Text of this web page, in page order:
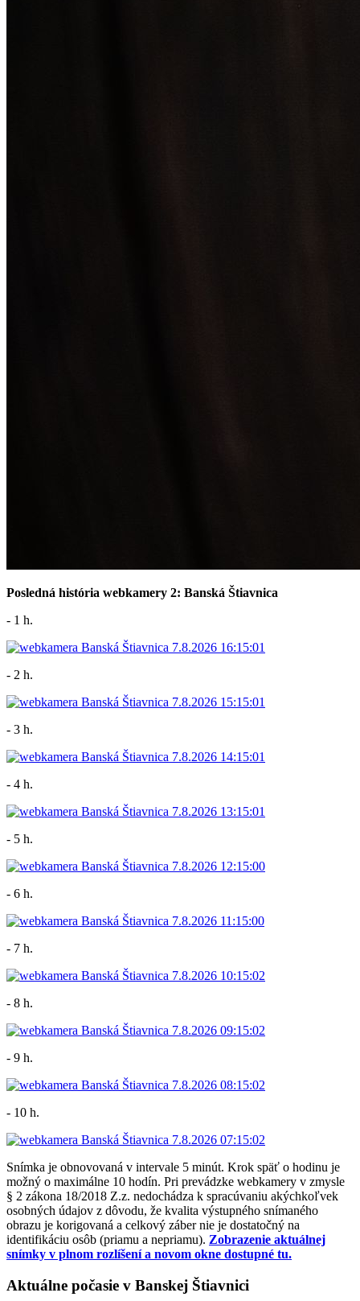
Posledná história webkamery 2: Banská Štiavnica
- 1 h.
- 2 h.
- 3 h.
- 4 h.
- 5 h.
- 6 h.
- 7 h.
- 8 h.
- 9 h.
- 10 h.
Snímka je obnovovaná v intervale 5 minút. Krok späť o hodinu je
možný o maximálne 10 hodín. Pri prevádzke webkamery v zmysle
§ 2 zákona 18/2018 Z.z. nedochádza k spracúvaniu akýchkoľvek
osobných údajov z dôvodu, že kvalita výstupného snímaného
obrazu je korigovaná a celkový záber nie je dostatočný na
identifikáciu osôb (priamu a nepriamu). Zobrazenie aktuálnej
snímky v plnom rozlíšení a novom okne dostupné tu.
Aktuálne počasie v Banskej Štiavnici